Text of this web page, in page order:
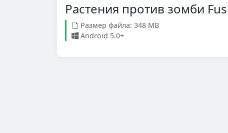
Растения против зомби
Размер файла: 348 MB
Android 5.0+